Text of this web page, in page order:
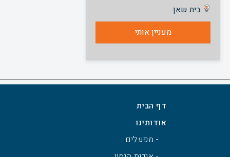
בית שאן
מעניין אותי
דף הבית
אודותינו
- מפעלים